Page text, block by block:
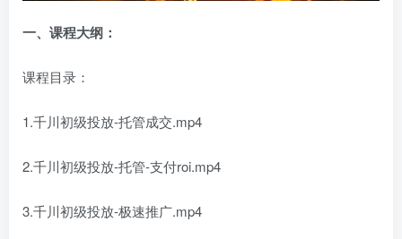
一、 课程大纲：
课程目录：
1.千川初级投放-托管成交.mp4
2.千川初级投放-托管-支付roi.mp4
3.千川初级投放-极速推广.mp4